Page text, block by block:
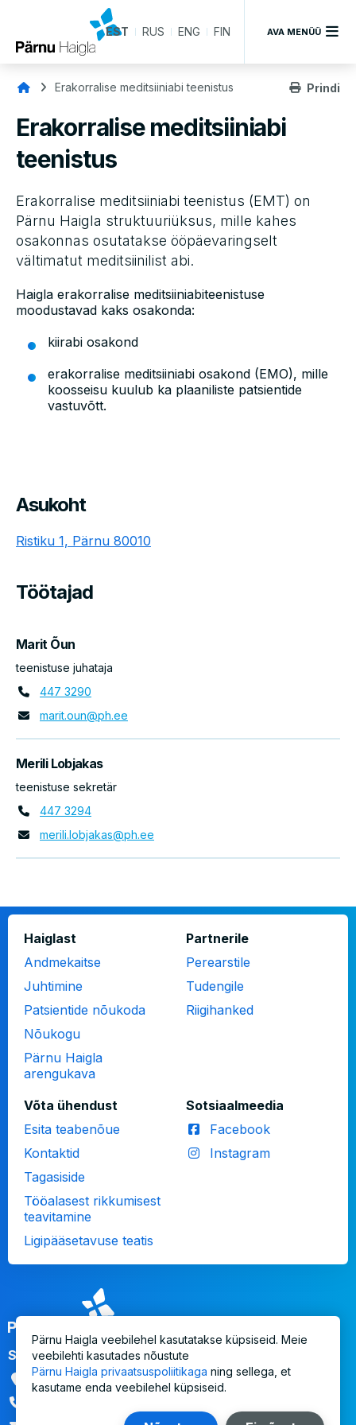
Pärnu Haigla veebilehel kasutatakse küpsiseid. Meie
veebilehti kasutades nõustute
Pärnu Haigla privaatsuspoliitikaga ning sellega, et
kasutame enda veebilehel küpsiseid.
EST RUS ENG FIN AVA MENÜÜ
Leivapuru
Erakorralise meditsiiniabi teenistus Prindi
Erakorralise meditsiiniabi
teenistus
Erakorralise meditsiiniabi teenistus (EMT) on
Pärnu Haigla struktuuriüksus, mille kahes
osakonnas osutatakse ööpäevaringselt
vältimatut meditsiinilist abi.
Haigla erakorralise meditsiiniabiteenistuse
moodustavad kaks osakonda:
kiirabi osakond
erakorralise meditsiiniabi osakond (EMO), mille
koosseisu kuulub ka plaaniliste patsientide
vastuvõtt.
Asukoht
A
k
t
Ristiku 1, Pärnu 80010
Töötajad
Marit Õun
teenistuse juhataja
447 3290
marit.oun@ph.ee
Merili Lobjakas
teenistuse sekretär
447 3294
merili.lobjakas@ph.ee
SA Pärnu Haigla
Aadress
Ristiku 1, Pärnu 80010
Jalus
Haiglast
Andmekaitse
Juhtimine
Patsientide nõukoda
Nõukogu
Pärnu Haigla
arengukava
Partnerile
Perearstile
Tudengile
Riigihanked
Võta ühendust
Esita teabenõue
Kontaktid
Tagasiside
Tööalasest rikkumisest
teavitamine
Ligipääsetavuse teatis
Sotsiaalmeedia
Facebook
Instagram